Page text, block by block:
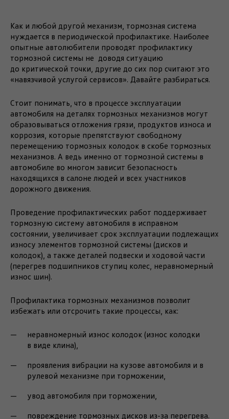
Как и любой другой механизм, тормозная система
нуждается в периодической профилактике. Наиболее
опытные автолюбители проводят профилактику
тормозной системы не доводя ситуацию
до критической точки, другие до сих пор считают это
«навязчивой услугой сервисов». Давайте разбираться.
Стоит понимать, что в процессе эксплуатации
автомобиля на деталях тормозных механизмов могут
образовываться отложения грязи, продуктов износа и
коррозия, которые препятствуют свободному
перемещению тормозных колодок в скобе тормозных
механизмов. А ведь именно от тормозной системы в
автомобиле во многом зависит безопасность
находящихся в салоне людей и всех участников
дорожного движения.
Проведение профилактических работ поддерживает
тормозную систему автомобиля в исправном
состоянии, увеличивает срок эксплуатации подлежащих
износу элементов тормозной системы (дисков и
колодок), а также деталей подвески и ходовой части
(перегрев подшипников ступиц колес, неравномерный
износ шин).
Профилактика тормозных механизмов позволит
избежать или отсрочить такие процессы, как:
неравномерный износ колодок (износ колодки
в виде клина),
проявления вибрации на кузове автомобиля и в
рулевой механизме при торможении,
увод автомобиля при торможении,
повреждение тормозных дисков из-за перегрева.